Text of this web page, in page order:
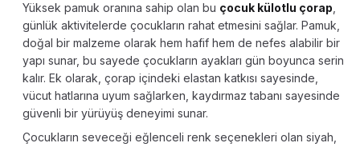
Yüksek pamuk oranına sahip olan bu çocuk külotlu çorap
günlük aktivitelerde çocukların rahat etmesini sağlar. Pamuk,
doğal bir malzeme olarak hem hafif hem de nefes alabilir bir
yapı sunar, bu sayede çocukların ayakları gün boyunca serin
kalır. Ek olarak, çorap içindeki elastan katkısı sayesinde,
vücut hatlarına uyum sağlarken, kaydırmaz tabanı sayesinde
güvenli bir yürüyüş deneyimi sunar.
Çocukların seveceği eğlenceli renk seçenekleri olan siyah,